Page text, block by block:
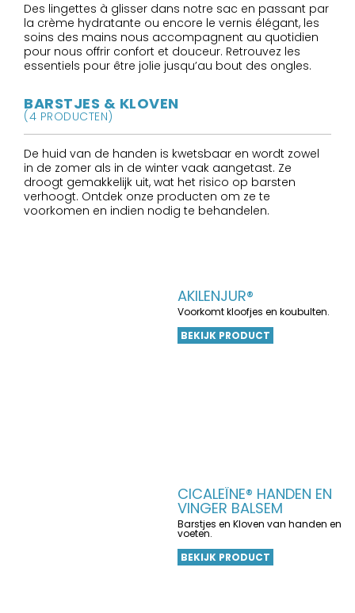
Des lingettes à glisser dans notre sac en passant par
la crème hydratante ou encore le vernis élégant, les
soins des mains nous accompagnent au quotidien
pour nous offrir confort et douceur. Retrouvez les
essentiels pour être jolie jusqu’au bout des ongles.
BARSTJES & KLOVEN
(4 PRODUCTEN)
De huid van de handen is kwetsbaar en wordt zowel
in de zomer als in de winter vaak aangetast. Ze
droogt gemakkelijk uit, wat het risico op barsten
verhoogt. Ontdek onze producten om ze te
voorkomen en indien nodig te behandelen.
AKILENJUR®
Voorkomt kloofjes en koubulten.
BEKIJK PRODUCT
CICALEÏNE® HANDEN EN
VINGER BALSEM
Barstjes en Kloven van handen en
voeten.
BEKIJK PRODUCT